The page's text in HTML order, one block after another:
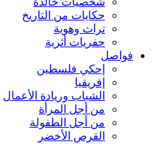
حكايات من التاريخ
تراث وهوية
حفريات أثرية
فواصل
إحكي فلسطين
إفريقيا
الشباب وريادة الأعمال
من أجل المرأة
من أجل الطفولة
القرص الأخضر